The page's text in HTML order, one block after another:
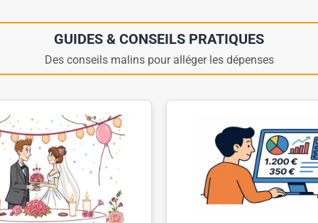
GUIDES & CONSEILS PRATIQUES
Des conseils malins pour alléger les dépenses